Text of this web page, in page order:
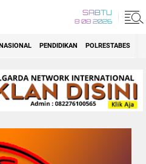
SABTU
8 08 2026
PENDIDIKAN POLRESTABES